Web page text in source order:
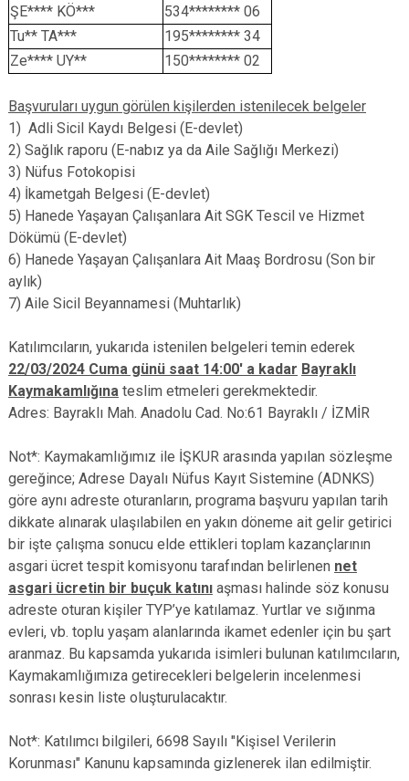
ŞE**** KÖ***
534******** 06
Tu** TA***
195******** 34
Ze**** UY**
150******** 02
Başvuruları uygun görülen kişilerden istenilecek belgeler
1) Adli Sicil Kaydı Belgesi (E-devlet)
2) Sağlık raporu (E-nabız ya da Aile Sağlığı Merkezi)
3) Nüfus Fotokopisi
4) İkametgah Belgesi (E-devlet)
5) Hanede Yaşayan Çalışanlara Ait SGK Tescil ve Hizmet
Dökümü (E-devlet)
6) Hanede Yaşayan Çalışanlara Ait Maaş Bordrosu (Son bir
aylık)
7) Aile Sicil Beyannamesi (Muhtarlık)
Katılımcıların, yukarıda istenilen belgeleri temin ederek
22/03/2024 Cuma günü saat 14:00' a kadar Bayraklı
Kaymakamlığına teslim etmeleri gerekmektedir.
Adres: Bayraklı Mah. Anadolu Cad. No:61 Bayraklı / İZMİR
Not*: Kaymakamlığımız ile İŞKUR arasında yapılan sözleşme
gereğince; Adrese Dayalı Nüfus Kayıt Sistemine (ADNKS)
göre aynı adreste oturanların, programa başvuru yapılan tarih
dikkate alınarak ulaşılabilen en yakın döneme ait gelir getirici
bir işte çalışma sonucu elde ettikleri toplam kazançlarının
asgari ücret tespit komisyonu tarafından belirlenen net
asgari ücretin bir buçuk katını aşması halinde söz konusu
adreste oturan kişiler TYP’ye katılamaz. Yurtlar ve sığınma
evleri, vb. toplu yaşam alanlarında ikamet edenler için bu şart
aranmaz. Bu kapsamda yukarıda isimleri bulunan katılımcıların,
Kaymakamlığımıza getirecekleri belgelerin incelenmesi
sonrası kesin liste oluşturulacaktır.
Not*: Katılımcı bilgileri, 6698 Sayılı "Kişisel Verilerin
Korunması" Kanunu kapsamında gizlenerek ilan edilmiştir.